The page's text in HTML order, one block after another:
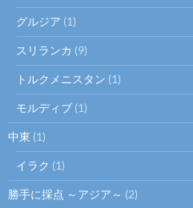
グルジア (1)
スリランカ (9)
トルクメニスタン (1)
モルディブ (1)
中東 (1)
イラク (1)
勝手に採点 ～アジア～ (2)